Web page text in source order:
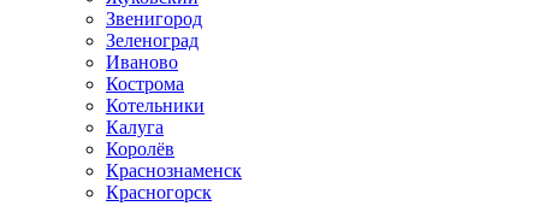
Звенигород
Зеленоград
Иваново
Кострома
Котельники
Калуга
Королёв
Краснознаменск
Красногорск